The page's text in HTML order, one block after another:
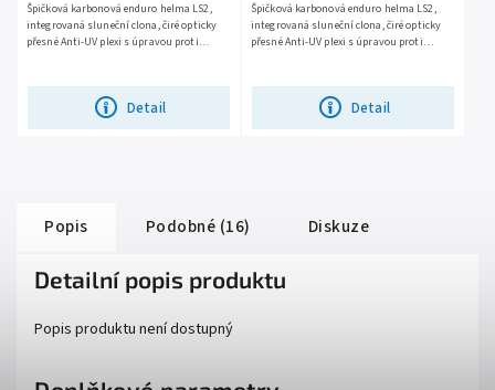
Detail
Špičková karbonová enduro helma LS2,
integrovaná sluneční clona, čiré opticky
přesné Anti-UV plexi s úpravou proti
Detail
Špičková karbonová enduro helma LS2,
integrovaná sluneční clona, čiré opticky
přesné Anti-UV plexi s úpravou proti
Popis Podobné (16) Diskuze
Detailní popis produktu
Popis produktu není dostupný